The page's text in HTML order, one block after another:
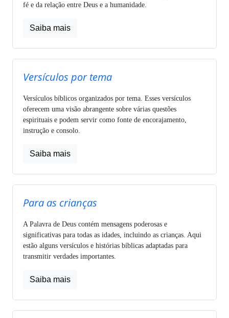
fé e da relação entre Deus e a humanidade.
Saiba mais
Versículos por tema
Versículos bíblicos organizados por tema. Esses versículos
oferecem uma visão abrangente sobre várias questões
espirituais e podem servir como fonte de encorajamento,
instrução e consolo.
Saiba mais
Para as crianças
A Palavra de Deus contém mensagens poderosas e
significativas para todas as idades, incluindo as crianças. Aqui
estão alguns versículos e histórias bíblicas adaptadas para
transmitir verdades importantes.
Saiba mais